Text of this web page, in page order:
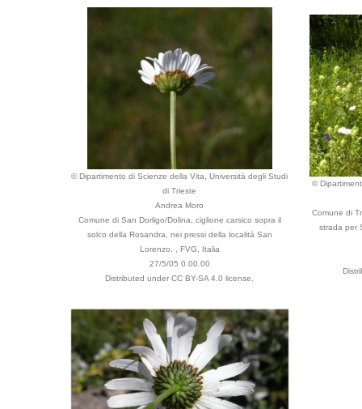
© Dipartimento di Scienze della Vita, Università degli Studi
di Trieste
Andrea Moro
Comune di San Dorligo/Dolina, ciglione carsico sopra il
solco della Rosandra, nei pressi della località San
Lorenzo. , FVG, Italia
27/5/05 0.00.00
Distributed under CC BY-SA 4.0 license.
©
Comune di
strada per